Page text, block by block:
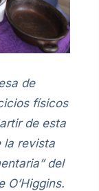
de
físicos
de esta
la revista
del
O’Higgins.